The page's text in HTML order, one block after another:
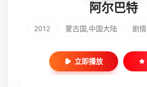
阿尔巴特
2012 蒙古国,中国大陆 剧情
立即播放